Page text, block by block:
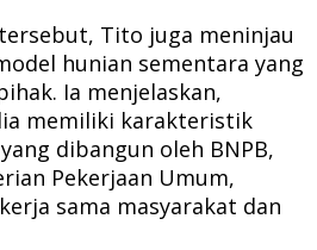
Tito juga meninjau
hunian sementara yang
Ia menjelaskan,
memiliki karakteristik
dibangun oleh BNPB,
Pekerjaan Umum,
sama masyarakat dan